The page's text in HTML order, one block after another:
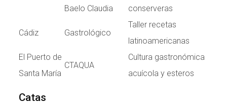
Baelo Claudia
conserveras
Cádiz Gastrológico
Taller recetas
latinoamericanas
El Puerto de
Santa María
CTAQUA
Cultura gastronómica
acuícola y esteros
Catas